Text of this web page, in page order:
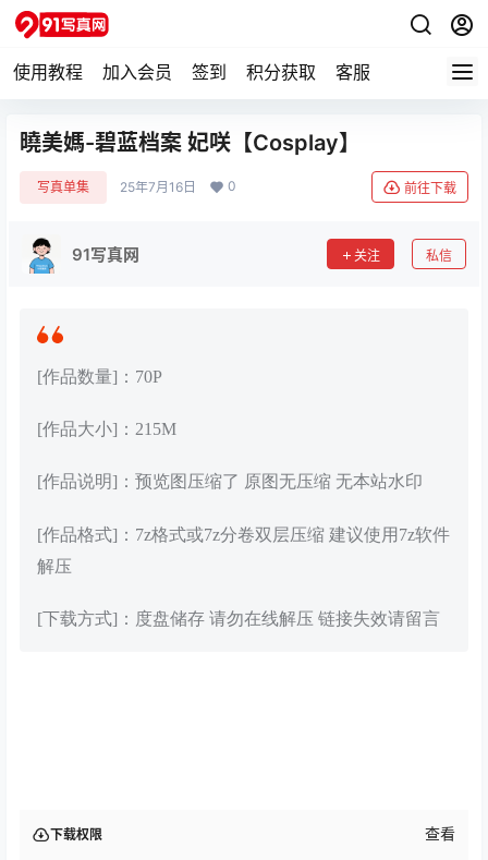
使用教程 加入会员 签到 积分获取 客服
曉美媽-碧蓝档案 妃咲【Cosplay】
写真单集 25年7月16日 0 前往下载
91写真网 关注 私信
[作品数量]：70P
[作品大小]：215M
[作品说明]：预览图压缩了 原图无压缩 无本站水印
[作品格式]：7z格式或7z分卷双层压缩 建议使用7z软件
解压
[下载方式]：度盘储存 请勿在线解压 链接失效请留言
下载权限 查看